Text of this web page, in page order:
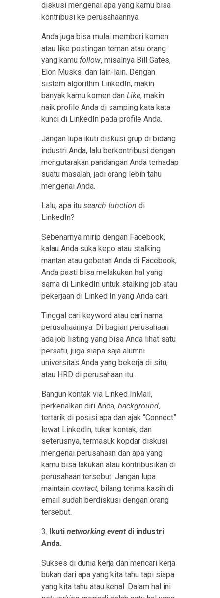
diskusi mengenai apa yang kamu bisa
kontribusi ke perusahaannya.
Anda juga bisa mulai memberi komen
atau like postingan teman atau orang
yang kamu follow, misalnya Bill Gates,
Elon Musks, dan lain-lain. Dengan
sistem algorithm LinkedIn, makin
banyak kamu komen dan Like, makin
naik profile Anda di samping kata kata
kunci di LinkedIn pada profile Anda.
Jangan lupa ikuti diskusi grup di bidang
industri Anda, lalu berkontribusi dengan
mengutarakan pandangan Anda terhadap
suatu masalah, jadi orang lebih tahu
mengenai Anda.
Lalu, apa itu search function di
LinkedIn?
Sebenarnya mirip dengan Facebook,
kalau Anda suka kepo atau stalking
mantan atau gebetan Anda di Facebook,
Anda pasti bisa melakukan hal yang
sama di LinkedIn untuk stalking job atau
pekerjaan di Linked In yang Anda cari.
Tinggal cari keyword atau cari nama
perusahaannya. Di bagian perusahaan
ada job listing yang bisa Anda lihat satu
persatu, juga siapa saja alumni
universitas Anda yang bekerja di situ,
atau HRD di perusahaan itu.
Bangun kontak via Linked InMail,
perkenalkan diri Anda, background,
tertarik di posisi apa dan ajak “Connect”
lewat LinkedIn, tukar kontak, dan
seterusnya, termasuk kopdar diskusi
mengenai perusahaan dan apa yang
kamu bisa lakukan atau kontribusikan di
perusahaan tersebut. Jangan lupa
maintain contact, bilang terima kasih di
email sudah berdiskusi dengan orang
tersebut.
3. Ikuti networking eventdi industri
Anda.
Sukses di dunia kerja dan mencari kerja
bukan dari apa yang kita tahu tapi siapa
yang kita tahu atau kenal. Dalam hal ini